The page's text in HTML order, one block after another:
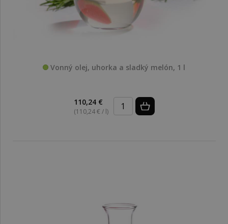
Vonný olej, uhorka a sladký melón, 1 l
110,24 €
(110,24 € / l)